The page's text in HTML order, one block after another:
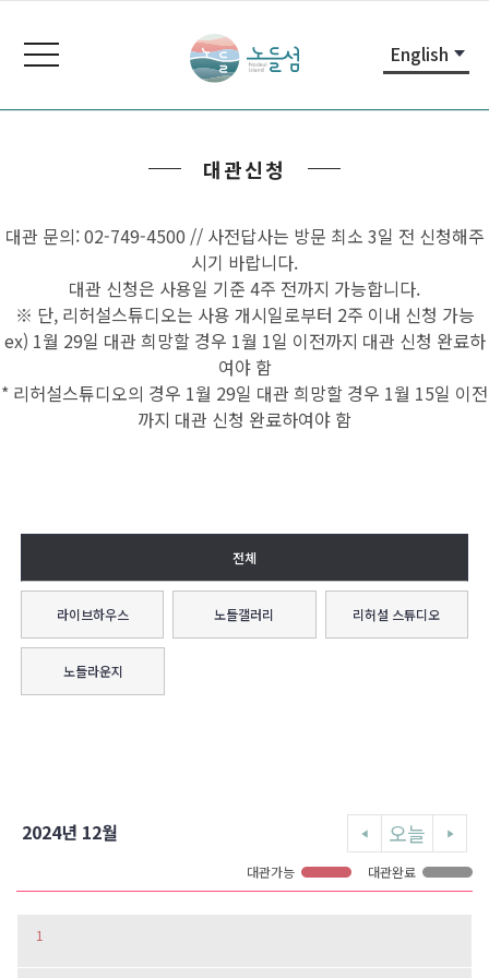
바
로
들
이
지
toggle
navigation English
대관신청
대관 문의: 02-749-4500 // 사전답사는 방문 최소 3일 전 신청해주
시기 바랍니다.
대관 신청은 사용일 기준 4주 전까지 가능합니다.
※ 단, 리허설스튜디오는 사용 개시일로부터 2주 이내 신청 가능
ex) 1월 29일 대관 희망할 경우 1월 1일 이전까지 대관 신청 완료하
여야 함
* 리허설스튜디오의 경우 1월 29일 대관 희망할 경우 1월 15일 이전
까지 대관 신청 완료하여야 함
전체
라이브하우스 노들갤러리 리허설 스튜디오
노들라운지
2024년 12월 오늘
대관가능 대관완료
1